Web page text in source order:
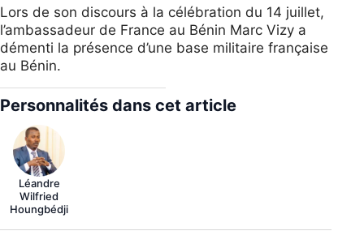
Lors de son discours à la célébration du 14 juillet,
l’ambassadeur de France au Bénin Marc Vizy a
démenti la présence d’une base militaire française
au Bénin.
Personnalités dans cet article
Léandre
Wilfried
Houngbédji